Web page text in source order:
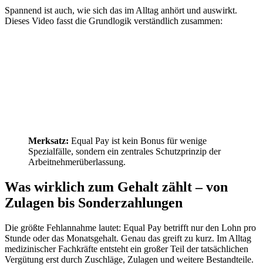
Spannend ist auch, wie sich das im Alltag anhört und auswirkt.
Dieses Video fasst die Grundlogik verständlich zusammen:
Merksatz: Equal Pay ist kein Bonus für wenige
Spezialfälle, sondern ein zentrales Schutzprinzip der
Arbeitnehmerüberlassung.
Was wirklich zum Gehalt zählt – von
Zulagen bis Sonderzahlungen
Die größte Fehlannahme lautet: Equal Pay betrifft nur den Lohn pro
Stunde oder das Monatsgehalt. Genau das greift zu kurz. Im Alltag
medizinischer Fachkräfte entsteht ein großer Teil der tatsächlichen
Vergütung erst durch Zuschläge, Zulagen und weitere Bestandteile.